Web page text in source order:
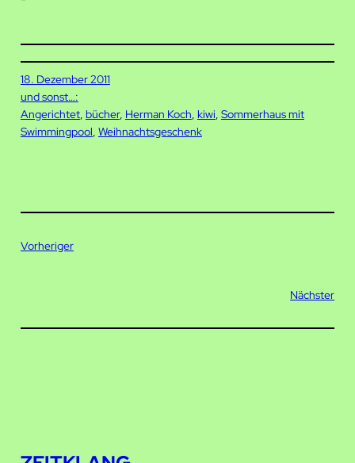
18. Dezember 2011
und sonst…:
Angerichtet, bücher, Herman Koch, kiwi, Sommerhaus mit
Swimmingpool, Weihnachtsgeschenk
Vorheriger
Nächster